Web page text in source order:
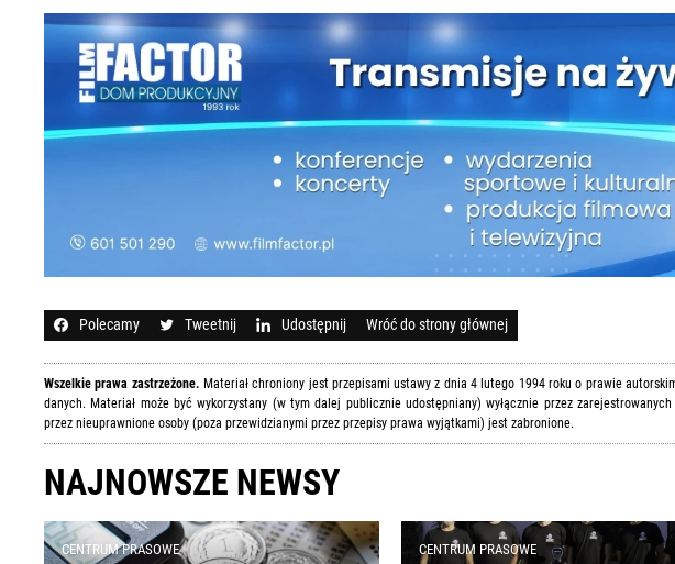
Polecamy Tweetnij Udostępnij Wróć do strony głównej
Wszelkie prawa zastrzeżone. Materiał chroniony jest przepisami ustawy z dnia 4 lutego 1994 roku o prawie
danych. Materiał może być wykorzystany (w tym dalej publicznie udostępniany) wyłącznie przez
przez nieuprawnione osoby (poza przewidzianymi przez przepisy prawa wyjątkami) jest zabronione.
NAJNOWSZE NEWSY
CENTRUM PRASOWE CENTRUM PRASOWE